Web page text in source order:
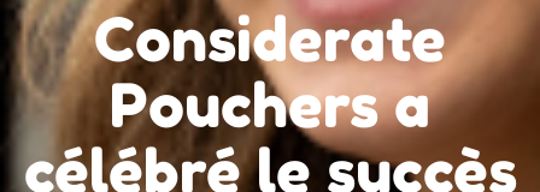
Considerate
Pouchers a
célébré le succès